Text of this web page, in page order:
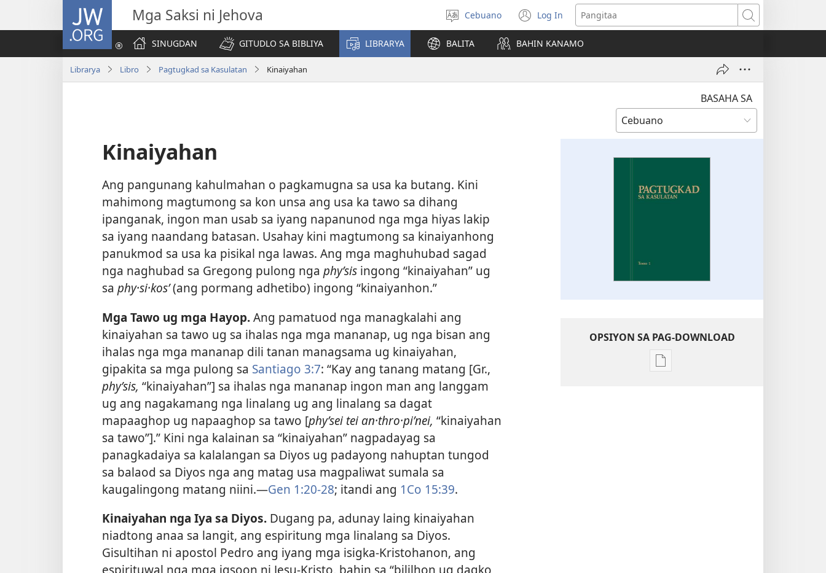
JW.ORG Mga Saksi ni Jehova
Pagpilig
pinulongan
Cebuano Log In
(mo-
open
ug
bag-
window)
Pangitaa
SINUGDAN
GITUDLO SA BIBLIYA LIBRARYA BALITA BAHIN KANAMO
Librarya Libro Pagtugkad sa Kasulatan Kinaiyahan
BASAHA SA
Kinaiyahan
Ang pangunang kahulmahan o pagkamugna sa usa ka butang. Kini
mahimong magtumong sa kon unsa ang usa ka tawo sa dihang
ipanganak, ingon man usab sa iyang napanunod nga mga hiyas lakip
sa iyang naandang batasan. Usahay kini magtumong sa kinaiyanhong
panukmod sa usa ka pisikal nga lawas. Ang mga maghuhubad sagad
nga naghubad sa Gregong pulong nga phyʹsis ingong “kinaiyahan” ug
sa phy·si·kosʹ(ang pormang adhetibo) ingong “kinaiyanhon.”
Mga Tawo ug mga Hayop.Ang pamatuod nga managkalahi ang
kinaiyahan sa tawo ug sa ihalas nga mga mananap, ug nga bisan ang
ihalas nga mga mananap dili tanan managsama ug kinaiyahan,
gipakita sa mga pulong sa Santiago 3:7: “Kay ang tanang matang [Gr.,
phyʹsis, “kinaiyahan”] sa ihalas nga mananap ingon man ang langgam
ug ang nagakamang nga linalang ug ang linalang sa dagat
mapaaghop ug napaaghop sa tawo [phyʹsei tei an·thro·piʹnei, “kinaiyahan
sa tawo”].” Kini nga kalainan sa “kinaiyahan” nagpadayag sa
panagkadaiya sa kalalangan sa Diyos ug padayong nahuptan tungod
sa balaod sa Diyos nga ang matag usa magpaliwat sumala sa
kaugalingong matang niini.​—Gen 1:20-28; itandi ang 1Co 15:39.
Kinaiyahan nga Iya sa Diyos. Dugang pa, adunay laing kinaiyahan
niadtong anaa sa langit, ang espiritung mga linalang sa Diyos.
Gisultihan ni apostol Pedro ang iyang mga isigka-Kristohanon, ang
espirituwal nga mga igsoon ni Jesu-Kristo, bahin sa “bililhon ug dagko
OPSIYON SA PAG-DOWNLOAD
Opsiyon